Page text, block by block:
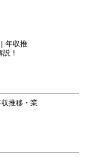
年収推
！
収推移・業